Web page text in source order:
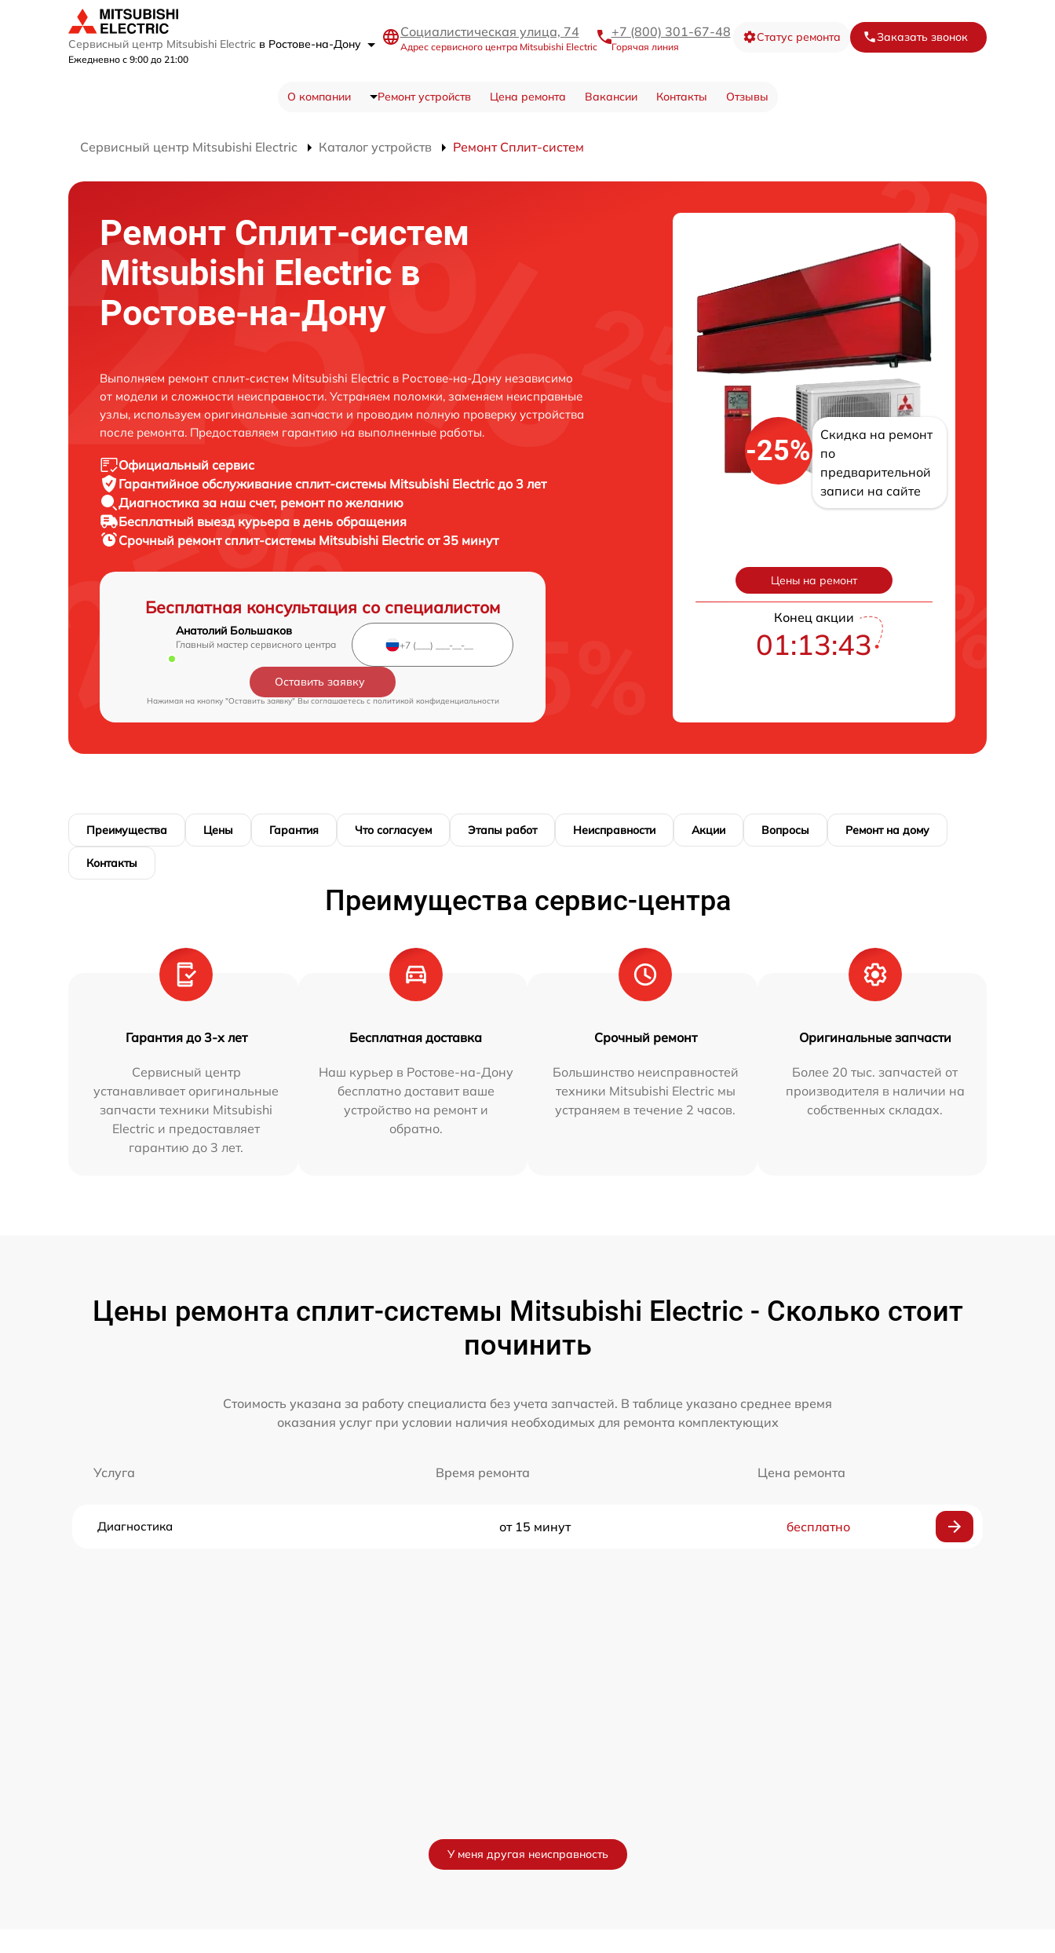
Сервисный центр Mitsubishi Electric в Ростове-на-Дону
Ежедневно с 9:00 до 21:00
Социалистическая улица, 74
Адрес сервисного центра Mitsubishi Electric
+7 (800) 301-67-48
Горячая линия
Статус ремонта Заказать звонок
О компании Ремонт устройств Цена ремонта Вакансии Контакты Отзывы
Сервисный центр Mitsubishi Electric Каталог устройств Ремонт Сплит-систем
Ремонт Сплит-систем
Mitsubishi Electric в
Ростове-на-Дону
Выполняем ремонт сплит-систем Mitsubishi Electric в Ростове-на-Дону независимо
от модели и сложности неисправности. Устраняем поломки, заменяем неисправные
узлы, используем оригинальные запчасти и проводим полную проверку устройства
после ремонта. Предоставляем гарантию на выполненные работы.
Официальный сервис
Гарантийное обслуживание сплит-системы Mitsubishi Electric до 3 лет
Диагностика за наш счет, ремонт по желанию
Бесплатный выезд курьера в день обращения
Срочный ремонтсплит-системы Mitsubishi Electric от 35 минут
Бесплатная консультация со специалистом
Анатолий Большаков
Главный мастер сервисного центра
Оставить заявку
Нажимая на кнопку "Оставить заявку" Вы соглашаетесь c политикой конфиденциальности
-25%
Скидка на ремонт
по
предварительной
записи на сайте
Цены на ремонт
Конец акции
01:13:42
Преимущества Цены Гарантия Что согласуем Этапы работ Неисправности Акции Вопросы Ремонт на дому
Контакты
Преимущества сервис-центра
Гарантия до 3-х лет
Сервисный центр
устанавливает оригинальные
запчасти техники Mitsubishi
Electric и предоставляет
гарантию до 3 лет.
Бесплатная доставка
Наш курьер в Ростове-на-Дону
бесплатно доставит ваше
устройство на ремонт и
обратно.
Срочный ремонт
Большинство неисправностей
техники Mitsubishi Electric мы
устраняем в течение 2 часов.
Оригинальные запчасти
Более 20 тыс. запчастей от
производителя в наличии на
собственных складах.
Цены ремонта сплит-системы Mitsubishi Electric - Сколько стоит
починить
Стоимость указана за работу специалиста без учета запчастей. В таблице указано среднее время
оказания услуг при условии наличия необходимых для ремонта комплектующих
Услуга Время ремонта Цена ремонта
Диагностика от 15 минут бесплатно
У меня другая неисправность